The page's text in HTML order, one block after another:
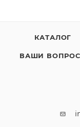
КАТАЛОГ
ВАШИ